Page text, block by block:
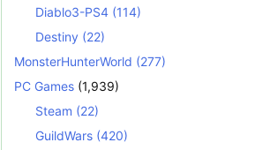
Diablo3-PS4 (114)
Destiny (22)
MonsterHunterWorld (277)
PC Games (1,939)
Steam (22)
GuildWars (420)